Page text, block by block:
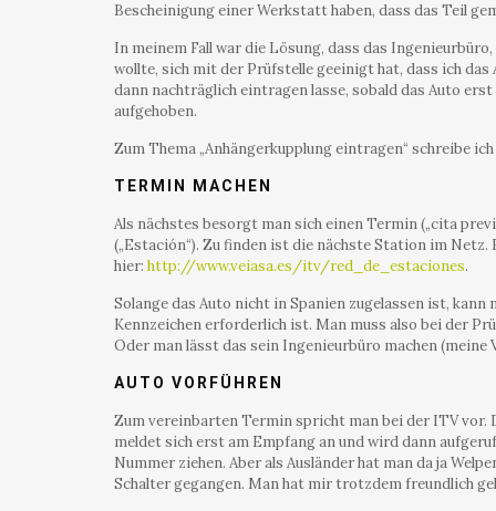
Bescheinigung einer Werkstatt haben, dass das Teil
In meinem Fall war die Lösung, dass das
wollte, sich mit der Prüfstelle geeinigt hat, dass ich
dann nachträglich eintragen lasse, sobald das Auto
aufgehoben.
Zum Thema „Anhängerkupplung eintragen“ schreibe
TERMIN MACHEN
Als nächstes besorgt man sich einen Termin („cita
(„Estación“). Zu finden ist die nächste Station im Netz.
hier: http://www.veiasa.es/itv/red_de_estaciones.
Solange das Auto nicht in Spanien zugelassen ist,
Kennzeichen erforderlich ist. Man muss also bei der
Oder man lässt das sein Ingenieurbüro machen (meine
AUTO VORFÜHREN
Zum vereinbarten Termin spricht man bei der ITV vor.
meldet sich erst am Empfang an und wird dann
Nummer ziehen. Aber als Ausländer hat man da ja
Schalter gegangen. Man hat mir trotzdem freundlich